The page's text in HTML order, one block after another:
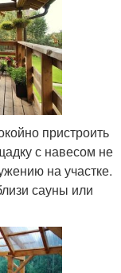
пристроить
с навесом не
на участке.
сауны или